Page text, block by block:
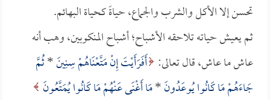
تحسن إلا الأكل والشرب والجماع، حياةً كحياة البهائم.
ثم يعيش حياته تلاحقه الأشباح؛ أشباح المنكوبين، وهب أنه
عاش ما عاش، قال تعالى: أَفَرَأَيْتَ إِنْ مَتَّعْنَاهُمْ سِنِينَ*ثُمَّ
جَاءَهُمْ مَا كَانُوا يُوعَدُونَ*مَا أَغْنَى عَنْهُمْ مَا كَانُوا يُمَتَّعُونَ